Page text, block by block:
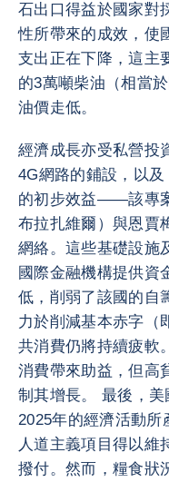
石出口得益於國家對
性所帶來的成效，使
支出正在下降，這主
的3萬噸柴油（相當
油價走低。
經濟成長亦受私營投
4G網路的鋪設，以
的初步效益——該專
布拉扎維爾）與恩賈
網絡。這些基礎設施
國際金融機構提供資
低，削弱了該國的自
力於削減基本赤字（
共消費仍將持續疲軟
消費帶來助益，但高
制其增長。 最後，
2025年的經濟活動所
人道主義項目得以維
撥付。然而，糧食狀